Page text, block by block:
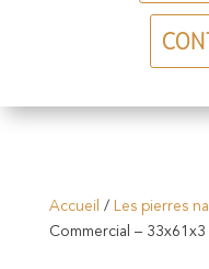
Accueil / Les pierres
Commercial – 33x61x3